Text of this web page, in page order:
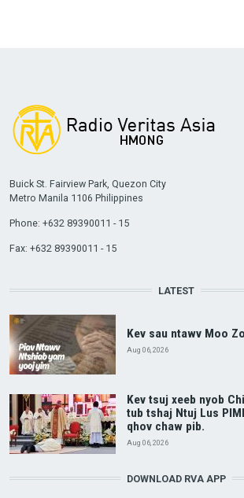
Buick St. Fairview Park, Quezon City
Metro Manila 1106 Philippines
Phone: +632 89390011 - 15
Fax: +632 89390011 - 15
LATEST
Kev sau ntawv Moo
Aug 06, 2026
Kev tsuj xeeb nyob
tub tshaj Ntuj Lus
qhov chaw pib.
Aug 06, 2026
DOWNLOAD RVA APP